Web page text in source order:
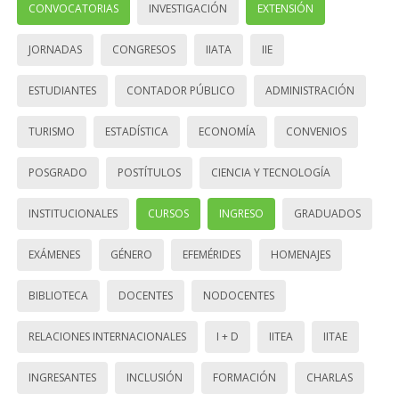
CONVOCATORIAS INVESTIGACIÓN EXTENSIÓN
JORNADAS CONGRESOS IIATA IIE
ESTUDIANTES CONTADOR PÚBLICO ADMINISTRACIÓN
TURISMO ESTADÍSTICA ECONOMÍA CONVENIOS
POSGRADO POSTÍTULOS CIENCIA Y TECNOLOGÍA
INSTITUCIONALES CURSOS INGRESO GRADUADOS
EXÁMENES GÉNERO EFEMÉRIDES HOMENAJES
BIBLIOTECA DOCENTES NODOCENTES
RELACIONES INTERNACIONALES I + D IITEA IITAE
INGRESANTES INCLUSIÓN FORMACIÓN CHARLAS